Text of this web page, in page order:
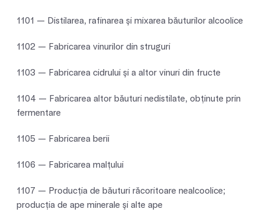
1101 — Distilarea, rafinarea şi mixarea băuturilor alcoolice
1102 — Fabricarea vinurilor din struguri
1103 — Fabricarea cidrului şi a altor vinuri din fructe
1104 — Fabricarea altor băuturi nedistilate, obţinute prin
fermentare
1105 — Fabricarea berii
1106 — Fabricarea malţului
1107 — Producţia de băuturi răcoritoare nealcoolice;
producţia de ape minerale şi alte ape